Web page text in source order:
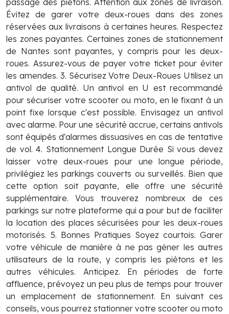
passage des piétons. Attention aux zones de livraison.
Évitez de garer votre deux-roues dans des zones
réservées aux livraisons à certaines heures. Respectez
les zones payantes. Certaines zones de stationnement
de Nantes sont payantes, y compris pour les deux-
roues. Assurez-vous de payer votre ticket pour éviter
les amendes. 3. Sécurisez Votre Deux-Roues Utilisez un
antivol de qualité. Un antivol en U est recommandé
pour sécuriser votre scooter ou moto, en le fixant à un
point fixe lorsque c'est possible. Envisagez un antivol
avec alarme. Pour une sécurité accrue, certains antivols
sont équipés d'alarmes dissuasives en cas de tentative
de vol. 4. Stationnement Longue Durée Si vous devez
laisser votre deux-roues pour une longue période,
privilégiez les parkings couverts ou surveillés. Bien que
cette option soit payante, elle offre une sécurité
supplémentaire. Vous trouverez nombreux de ces
parkings sur notre plateforme qui a pour but de faciliter
la location des places sécurisées pour les deux-roues
motorisés. 5. Bonnes Pratiques Soyez courtois. Garer
votre véhicule de manière à ne pas gêner les autres
utilisateurs de la route, y compris les piétons et les
autres véhicules. Anticipez. En périodes de forte
affluence, prévoyez un peu plus de temps pour trouver
un emplacement de stationnement. En suivant ces
conseils, vous pourrez stationner votre scooter ou moto